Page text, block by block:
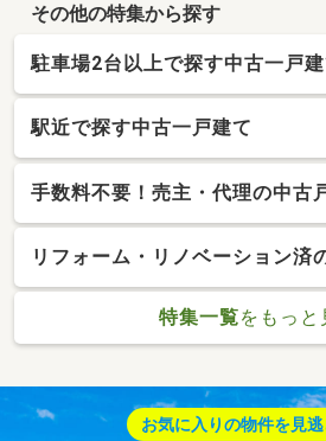
その他の特集から探す
駐車場2台以上で探す中古一戸
駅近で探す中古一戸建て
手数料不要！売主・代理の中古
リフォーム・リノベーション済
特集一覧をもっと
お気に入りの物件を見逃